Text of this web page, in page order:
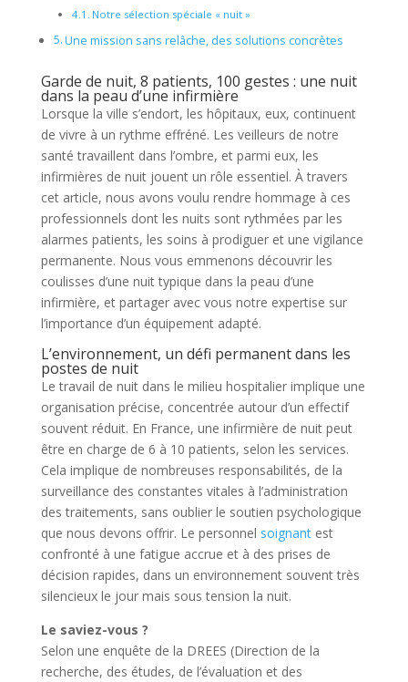
Notre sélection spéciale « nuit »
Une mission sans relâche, des solutions concrètes
Garde de nuit, 8 patients, 100 gestes : une nuit
dans la peau d’une infirmière
Lorsque la ville s’endort, les hôpitaux, eux, continuent
de vivre à un rythme effréné. Les veilleurs de notre
santé travaillent dans l’ombre, et parmi eux, les
infirmières de nuit jouent un rôle essentiel. À travers
cet article, nous avons voulu rendre hommage à ces
professionnels dont les nuits sont rythmées par les
alarmes patients, les soins à prodiguer et une vigilance
permanente. Nous vous emmenons découvrir les
coulisses d’une nuit typique dans la peau d’une
infirmière, et partager avec vous notre expertise sur
l’importance d’un équipement adapté.
L’environnement, un défi permanent dans les
postes de nuit
Le travail de nuit dans le milieu hospitalier implique une
organisation précise, concentrée autour d’un effectif
souvent réduit. En France, une infirmière de nuit peut
être en charge de 6 à 10 patients, selon les services.
Cela implique de nombreuses responsabilités, de la
surveillance des constantes vitales à l’administration
des traitements, sans oublier le soutien psychologique
que nous devons offrir. Le personnel soignantest
confronté à une fatigue accrue et à des prises de
décision rapides, dans un environnement souvent très
silencieux le jour mais sous tension la nuit.
Le saviez-vous ?
Selon une enquête de la DREES (Direction de la
recherche, des études, de l’évaluation et des